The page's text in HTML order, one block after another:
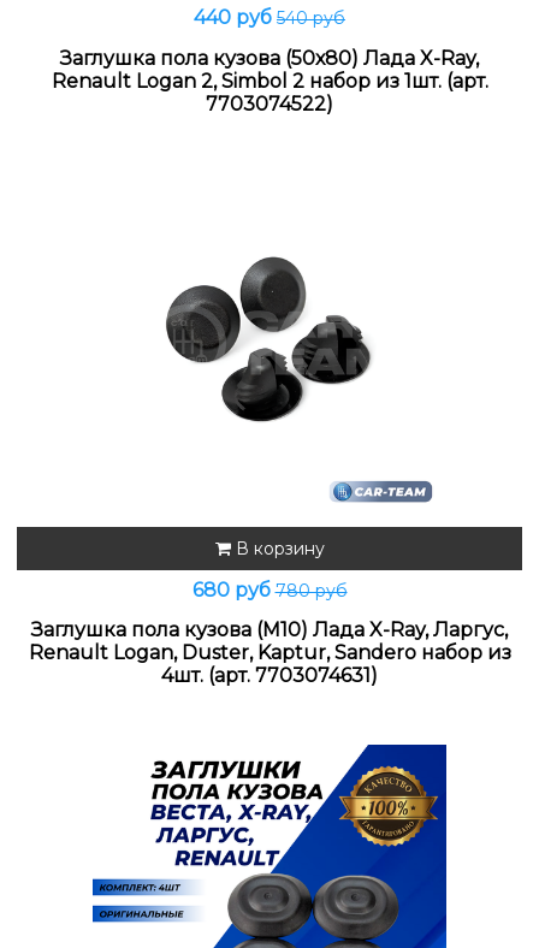
440 руб 540 руб
Заглушка пола кузова (50х80) Лада X-Ray,
Renault Logan 2, Simbol 2 набор из 1шт. (арт.
7703074522)
В корзину
680 руб780 руб
Заглушка пола кузова (М10) Лада X-Ray, Ларгус,
Renault Logan, Duster, Kaptur, Sandero набор из
4шт. (арт. 7703074631)